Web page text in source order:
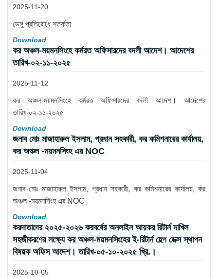
2025-11-20
ডেঙ্গু প্রতিরোধে সতর্কতা
Download
কর অঞ্চল-ময়মনসিংহে কর্মরত অফিসারদের বদলী আদেশ। আদেশের
তারিখ-০২-১১-২০২৫
2025-11-12
কর অঞ্চল-ময়মনসিংহে কর্মরত অফিসারদের বদলী আদেশ। আদেশের
তারিখ-০২-১১-২০২৫
Download
জনাব মোঃ মাজাহারুল ইসলাম, প্রধান সহকারী, কর কমিশনারের কার্যালয়,
কর অঞ্চল -ময়মনসিংহ এর NOC
2025-11-04
জনাব মোঃ মাজাহারুল ইসলাম, প্রধান সহকারী, কর কমিশনারের কার্যালয়, কর
অঞ্চল -ময়মনসিংহ এর NOC
Download
করদাতাদের ২০২৫-২০২৬ করবর্ষের অনলাইন আয়কর রিটার্ন দাখিল
সহজীকরণের লক্ষ্যে কর অঞ্চল-ময়মনসিংহের ই-রিটার্ন হেল্প ডেক্স স্থাপন
বিষয়ক অফিস আদেশ। তারিখ-০৫-১০-২০২৫ খ্রি.।
2025-10-05